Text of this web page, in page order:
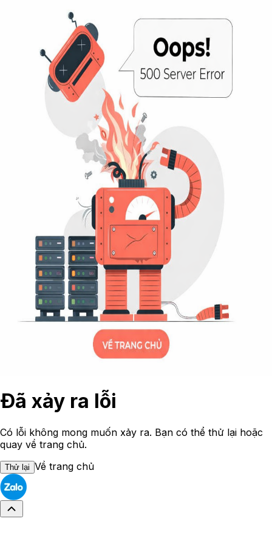
Đã xảy ra lỗi
Có lỗi không mong muốn xảy ra. Bạn có thể thử lại hoặc
quay về trang chủ.
Thử lại Về trang chủ